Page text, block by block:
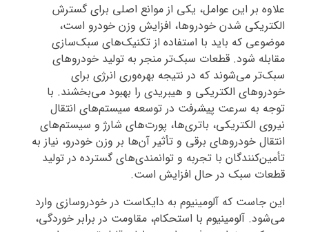
علاوه بر این عوامل، یکی از موانع اصلی برای گسترش
الکتریکی شدن خودروها، افزایش وزن خودرو است،
موضوعی که باید با استفاده از تکنیک‌های سبک‌سازی
مقابله شود. قطعات سبک‌تر منجر به تولید خودروهای
سبک‌تر می‌شوند که در نتیجه بهره‌وری انرژی برای
خودروهای الکتریکی و هیبریدی را بهبود می‌بخشند. با
توجه به سرعت پیشرفت در توسعه سیستم‌های انتقال
نیروی الکتریکی، باتری‌ها، پورت‌های شارژ و سیستم‌های
انتقال خودروهای برقی و تأثیر آن‌ها بر وزن خودرو، نیاز به
تأمین‌کنندگان با تجربه و توانمندی‌های گسترده در تولید
قطعات سبک در حال افزایش است.
این جاست که آلومینیوم به دایکاست در خودروسازی وارد
می‌شود. آلومینیوم با استحکام، مقاومت در برابر خوردگی،